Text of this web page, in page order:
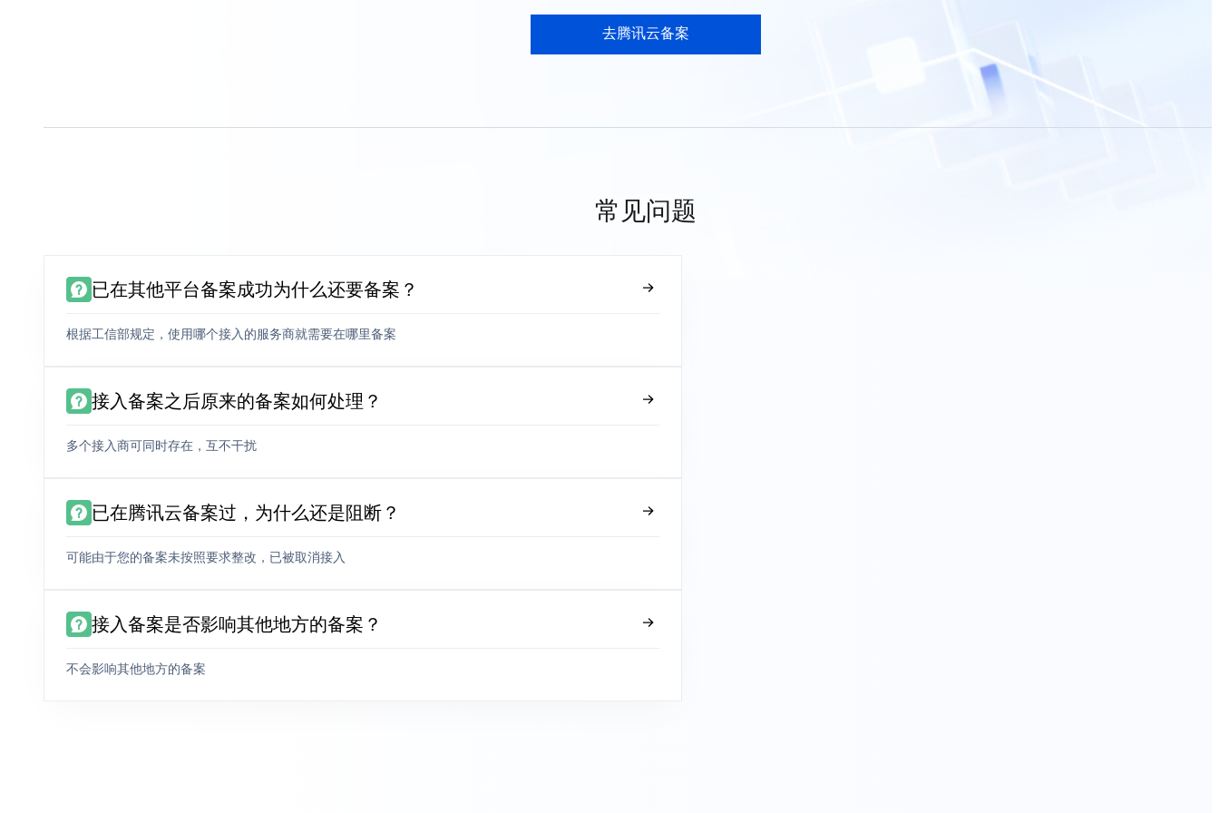
去腾讯云备案
常见问题
已在其他平台备案成功为什么还要备案？
根据工信部规定，使用哪个接入的服务商就需要在哪里备案
接入备案之后原来的备案如何处理？
多个接入商可同时存在，互不干扰
已在腾讯云备案过，为什么还是阻断？
可能由于您的备案未按照要求整改，已被取消接入
接入备案是否影响其他地方的备案？
不会影响其他地方的备案